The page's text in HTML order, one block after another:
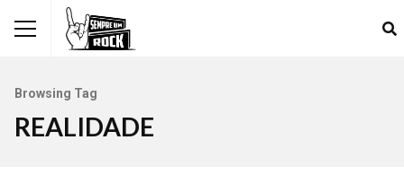
Browsing Tag
REALIDADE